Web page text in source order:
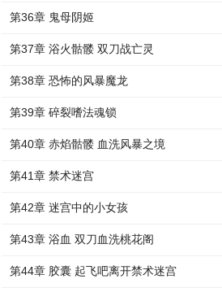
第36章 鬼母阴姬
第37章 浴火骷髅 双刀战亡灵
第38章 恐怖的风暴魔龙
第39章 碎裂嗜法魂锁
第40章 赤焰骷髅 血洗风暴之境
第41章 禁术迷宫
第42章 迷宫中的小女孩
第43章 浴血 双刀血洗桃花阁
第44章 胶囊 起飞吧离开禁术迷宫